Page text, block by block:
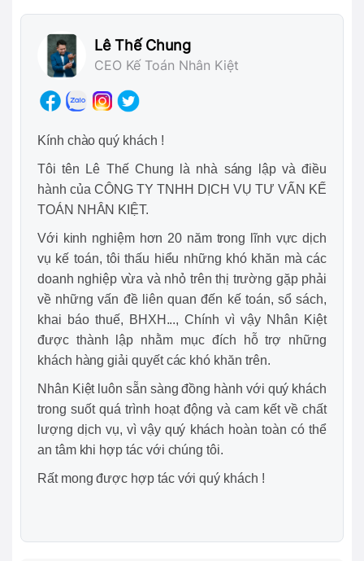
Lê Thế Chung
CEO Kế Toán Nhân Kiệt
Kính chào quý khách !
Tôi tên Lê Thế Chung là nhà sáng lập và điều
hành của CÔNG TY TNHH DỊCH VỤ TƯ VẤN KẾ
TOÁN NHÂN KIỆT.
Với kinh nghiệm hơn 20 năm trong lĩnh vực dịch
vụ kế toán, tôi thấu hiểu những khó khăn mà các
doanh nghiệp vừa và nhỏ trên thị trường gặp phải
về những vấn đề liên quan đến kế toán, sổ sách,
khai báo thuế, BHXH..., Chính vì vậy Nhân Kiệt
được thành lập nhằm mục đích hỗ trợ những
khách hàng giải quyết các khó khăn trên.
Nhân Kiệt luôn sẵn sàng đồng hành với quý khách
trong suốt quá trình hoạt động và cam kết về chất
lượng dịch vụ, vì vậy quý khách hoàn toàn có thể
an tâm khi hợp tác với chúng tôi.
Rất mong được hợp tác với quý khách !